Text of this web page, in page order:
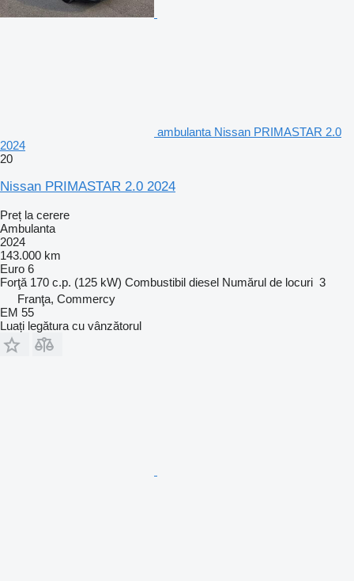
ambulanta Nissan PRIMASTAR 2.0
2024
20
Nissan PRIMASTAR 2.0 2024
Preț la cerere
Ambulanta
2024
143.000 km
Euro 6
Forţă 170 c.p. (125 kW) Combustibil diesel Numărul de locuri 3
Franţa, Commercy
EM 55
Luați legătura cu vânzătorul